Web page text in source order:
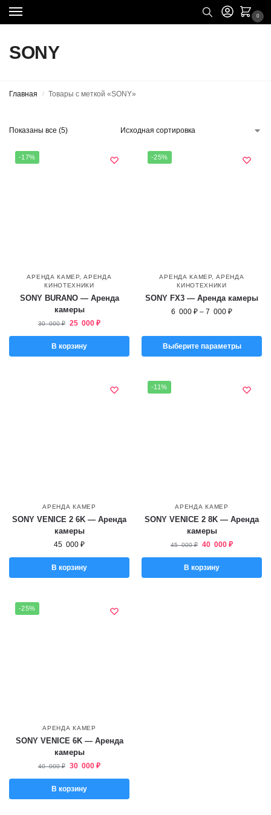
0
SONY
Главная / Товары с меткой «SONY»
Показаны все (5)
-17%
АРЕНДА КАМЕР,АРЕНДА
КИНОТЕХНИКИ
SONY BURANO — Аренда
камеры
30 000₽ 25 000 ₽
В корзину
-25%
АРЕНДА КАМЕР,АРЕНДА
КИНОТЕХНИКИ
SONY FX3 — Аренда камеры
6 000 ₽ – 7 000 ₽
Выберите параметры
АРЕНДА КАМЕР
SONY VENICE 2 6K — Аренда
камеры
45 000 ₽
В корзину
-11%
АРЕНДА КАМЕР
SONY VENICE 2 8K — Аренда
камеры
45 000₽ 40 000 ₽
В корзину
-25%
АРЕНДА КАМЕР
SONY VENICE 6K — Аренда
камеры
40 000₽ 30 000 ₽
В корзину